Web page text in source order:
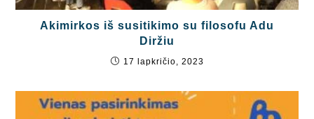
Akimirkos iš susitikimo su filosofu Adu
Diržiu
17 lapkričio, 2023